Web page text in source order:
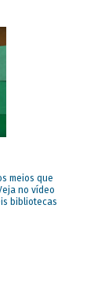
meios que
no vídeo
bibliotecas